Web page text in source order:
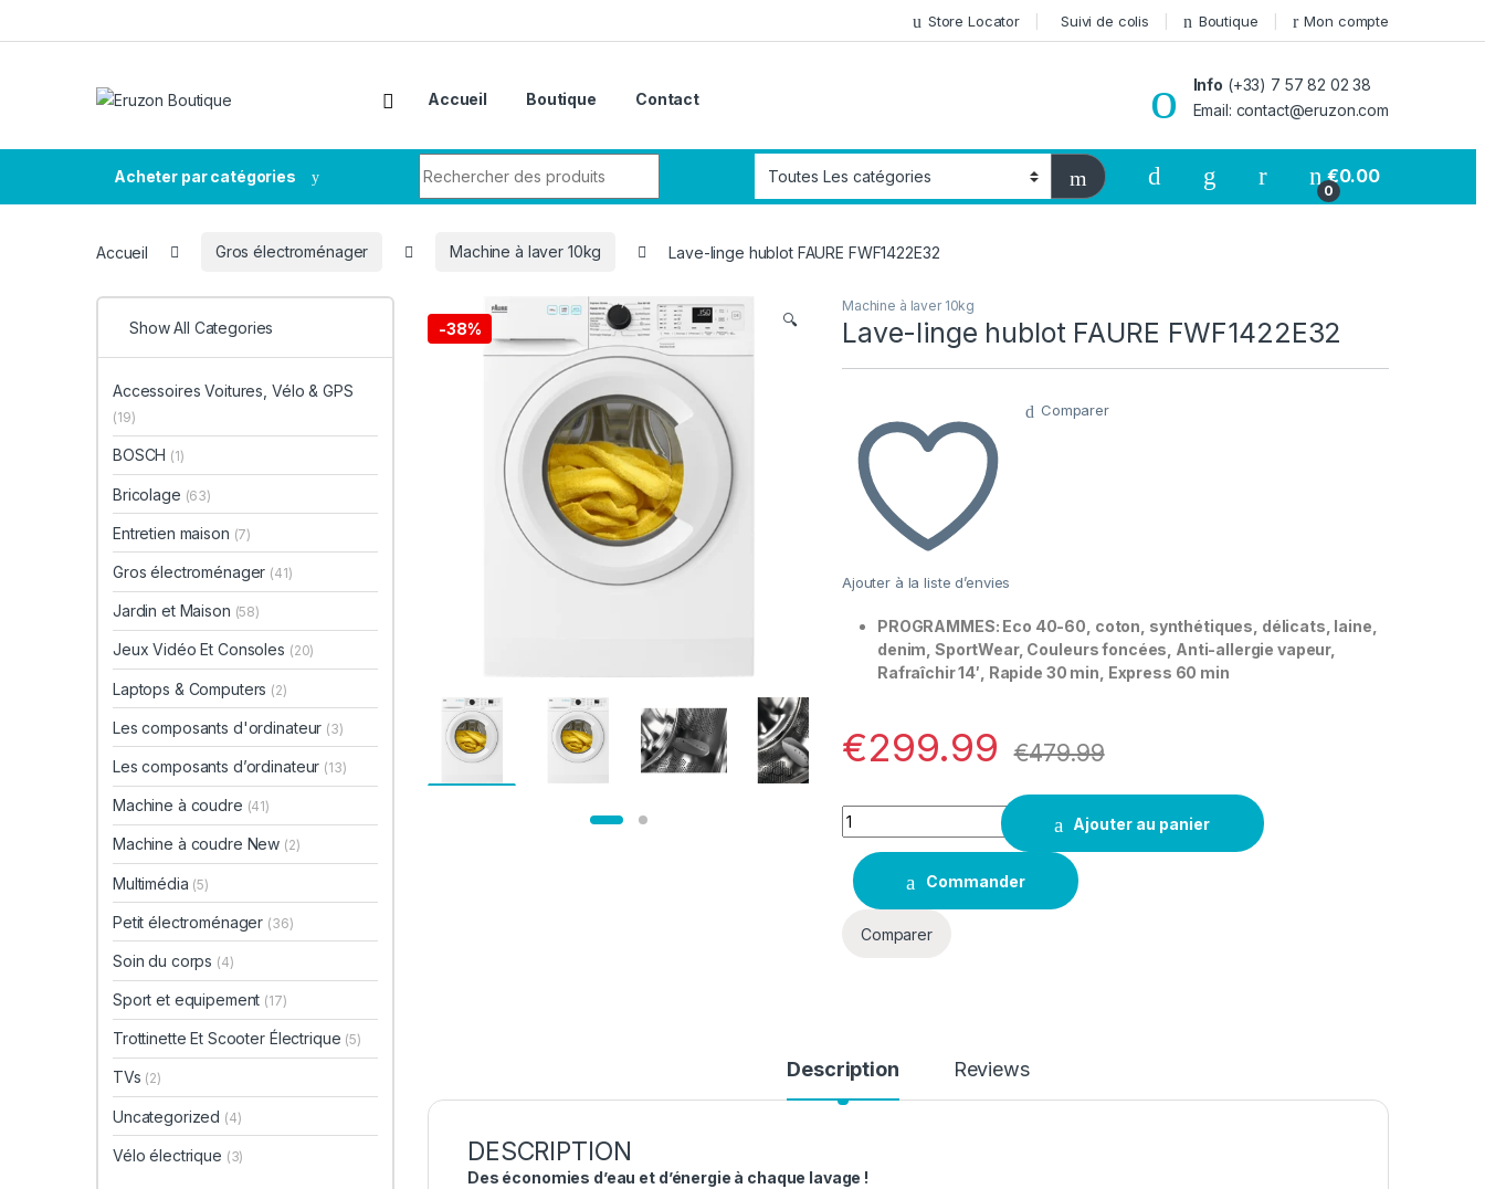
Store Locator Suivi de colis Boutique Mon compte
Accueil Boutique Contact
Info (+33) 7 57 82 02 38
Email: contact@eruzon.com
Acheter par catégories
0
€0.00
Accueil Gros électroménager Machine à laver 10kg Lave-linge hublot FAURE FWF1422E32
-38% 🔍
Machine à laver 10kg
Lave-linge hublot FAURE FWF1422E32
Ajouter à la liste d’envies
Comparer
PROGRAMMES: Eco 40-60, coton, synthétiques, délicats, laine,
denim, SportWear, Couleurs foncées, Anti-allergie vapeur,
Rafraîchir 14′, Rapide 30 min, Express 60 min
€299.99 €479.99
Quantity
Ajouter au panier
Commander
Comparer
Description Reviews
DESCRIPTION
Des économies d’eau et d’énergie à chaque lavage !
Show All Categories
Accessoires Voitures, Vélo & GPS
(19)
BOSCH (1)
Bricolage (63)
Entretien maison (7)
Gros électroménager (41)
Jardin et Maison (58)
Jeux Vidéo Et Consoles (20)
Laptops & Computers (2)
Les composants d'ordinateur (3)
Les composants d’ordinateur (13)
Machine à coudre (41)
Machine à coudre New (2)
Multimédia (5)
Petit électroménager (36)
Soin du corps (4)
Sport et equipement (17)
Trottinette Et Scooter Électrique (5)
TVs (2)
Uncategorized (4)
Vélo électrique (3)